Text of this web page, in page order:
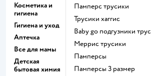
Косметика и
гигиена
Гигиена и уход
Аптечка
Все для мамы
Детская
бытовая химия
памперс трусики
трусики хаггис
baby go подгузники
меррис трусики
памперсы
памперсы 3 размер